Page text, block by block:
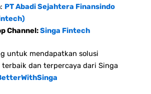
: PT Abadi Sejahtera Finansindo
Channel:Singa Fintech
untuk mendapatkan solusi
terbaik dan terpercaya dari Singa